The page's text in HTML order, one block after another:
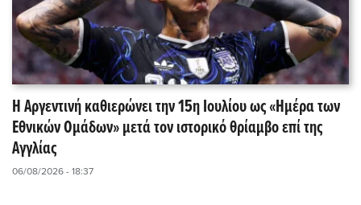
Η Αργεντινή καθιερώνει την 15η Ιουλίου ως «Ημέρα των
Εθνικών Ομάδων» μετά τον ιστορικό θρίαμβο επί της
Αγγλίας
06/08/2026 - 18:37